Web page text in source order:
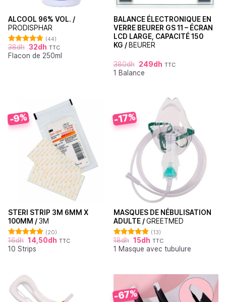
ALCOOL 96% VOL. /
PRODISPHAR
Note 4.77
sur 5
(44)
38dh 32dh TTC
Flacon de 250ml
BALANCE ÉLECTRONIQUE EN
VERRE BEURER GS 11 – ÉCRAN
LCD LARGE, CAPACITÉ 150
KG /BEURER
380dh 249dh TTC
1 Balance
-9%
STERI STRIP 3M 6MM X
100MM /3M
Note
4.95
sur 5
(20)
16dh 14,50dh TTC
10 Strips
-17%
MASQUES DE NÉBULISATION
ADULTE /GREETMED
Note
4.85
sur 5
(13)
18dh 15dh TTC
1 Masque avec tubulure
-67%